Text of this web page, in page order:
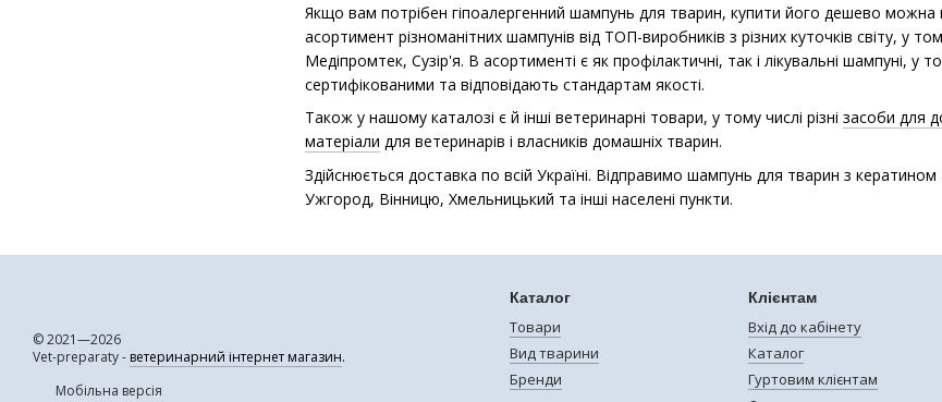
Якщо вам потрібен гіпоалергенний шампунь для тварин, купити його дешево можна
асортимент різноманітних шампунів від ТОП-виробників з різних куточків світу, у
Медіпромтек, Сузір'я. В асортименті є як профілактичні, так і лікувальні шампуні, у
сертифікованими та відповідають стандартам якості.
Також у нашому каталозі є й інші ветеринарні товари, у тому числі різні засоби для
матеріали для ветеринарів і власників домашніх тварин.
Здійснюється доставка по всій Україні. Відправимо шампунь для тварин з
Ужгород, Вінницю, Хмельницький та інші населені пункти.
© 2021—2026
Vet-preparaty - ветеринарний інтернет магазин.
Мобільна версія
Каталог
Товари
Вид тварини
Бренди
Клієнтам
Вхід до кабінету
Каталог
Гуртовим клієнтам